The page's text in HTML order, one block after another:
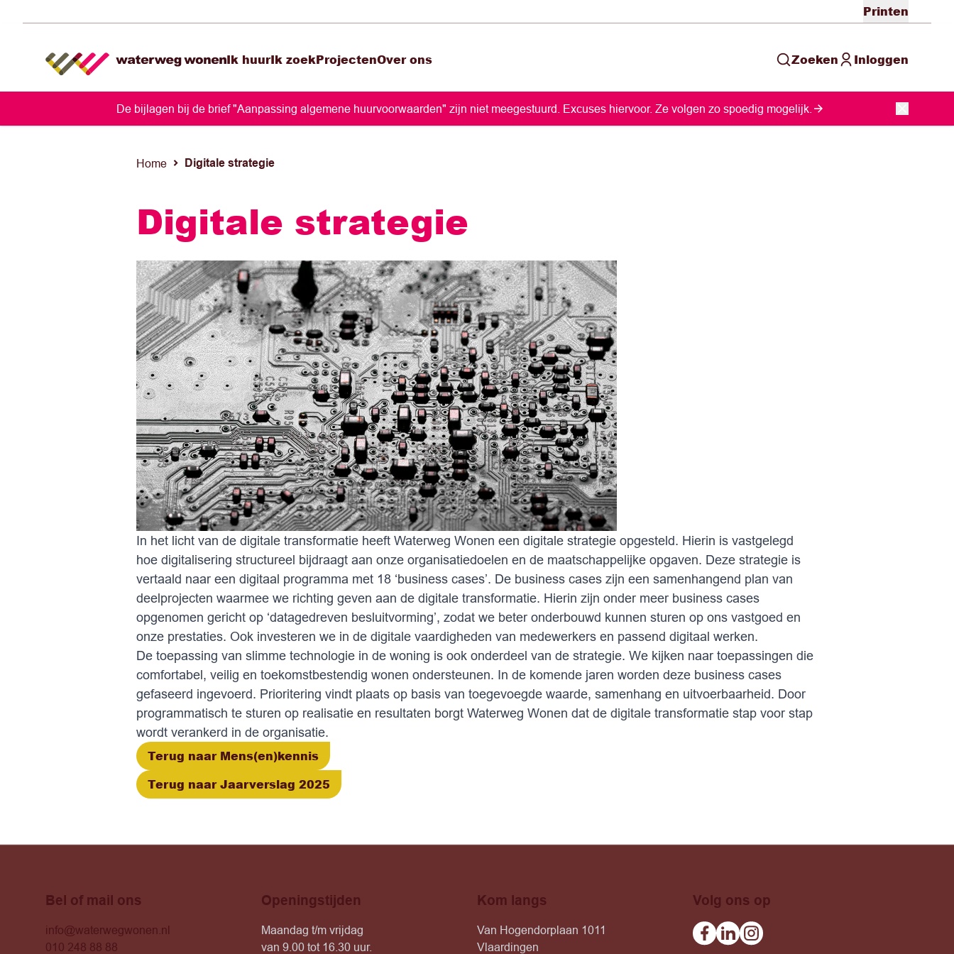
Printen
Ik huurIk zoekProjectenOver ons Zoeken Inloggen
De bijlagen bij de brief "Aanpassing algemene huurvoorwaarden" zijn niet meegestuurd. Excuses hiervoor. Ze volgen zo spoedig mogelijk.
Home Digitale strategie
Digitale strategie
In het licht van de digitale transformatie heeft Waterweg Wonen een digitale strategie opgesteld. Hierin is vastgelegd
hoe digitalisering structureel bijdraagt aan onze organisatiedoelen en de maatschappelijke opgaven. Deze strategie is
vertaald naar een digitaal programma met 18 ‘business cases’. De business cases zijn een samenhangend plan van
deelprojecten waarmee we richting geven aan de digitale transformatie. Hierin zijn onder meer business cases
opgenomen gericht op ‘datagedreven besluitvorming’, zodat we beter onderbouwd kunnen sturen op ons vastgoed en
onze prestaties. Ook investeren we in de digitale vaardigheden van medewerkers en passend digitaal werken.
De toepassing van slimme technologie in de woning is ook onderdeel van de strategie. We kijken naar toepassingen die
comfortabel, veilig en toekomstbestendig wonen ondersteunen. In de komende jaren worden deze business cases
gefaseerd ingevoerd. Prioritering vindt plaats op basis van toegevoegde waarde, samenhang en uitvoerbaarheid. Door
programmatisch te sturen op realisatie en resultaten borgt Waterweg Wonen dat de digitale transformatie stap voor stap
wordt verankerd in de organisatie.
Terug naar Mens(en)kennis
Terug naar Jaarverslag 2025
Bel of mail ons
info@waterwegwonen.nl
010 248 88 88
Openingstijden
Maandag t/m vrijdag
van 9.00 tot 16.30 uur.
Kom langs
Van Hogendorplaan 1011
Vlaardingen
Volg ons op
Facebook
LinkedinInstagram